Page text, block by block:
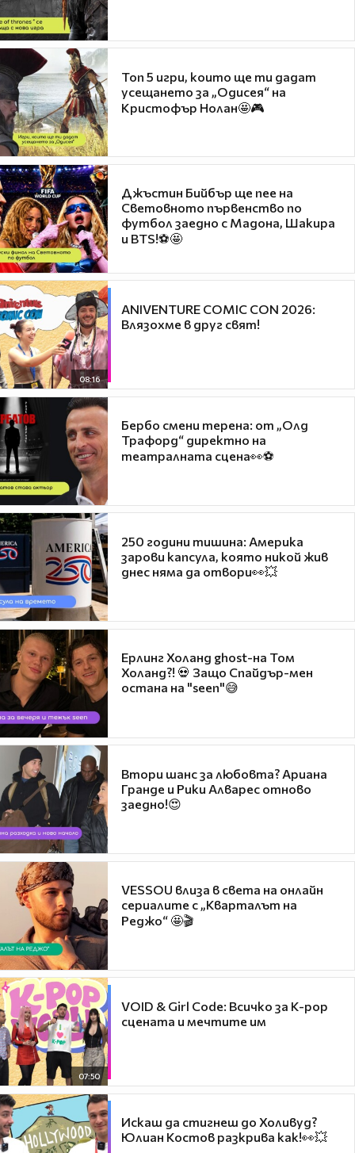
Топ 5 игри, които ще ти дадат
усещането за „Одисея“ на
Кристофър Нолан🤩🎮
Джъстин Бийбър ще пее на
Световното първенство по
футбол заедно с Мадона, Шакира
и BTS!⚽🤩
08:16
ANIVENTURE COMIC CON 2026:
Влязохме в друг свят!
Бербо смени терена: от „Олд
Трафорд“ директно на
театралната сцена👀⚽
250 години тишина: Америка
зарови капсула, която никой жив
днес няма да отвори👀💥
Ерлинг Холанд ghost-на Том
Холанд?! 💀 Защо Спайдър-мен
остана на "seen"😅
Втори шанс за любовта? Ариана
Гранде и Рики Алварес отново
заедно!😍
VESSOU влиза в света на онлайн
сериалите с „Кварталът на
Реджо“ 🤩🎬
07:50
VOID & Girl Code: Всичко за K-pop
сцената и мечтите им
Искаш да стигнеш до Холивуд?
Юлиан Костов разкрива как!👀💥